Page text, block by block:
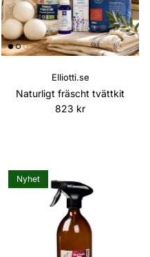
Elliotti.se
Naturligt fräscht tvättkit
Ordinarie pris
823 kr
Nyhet